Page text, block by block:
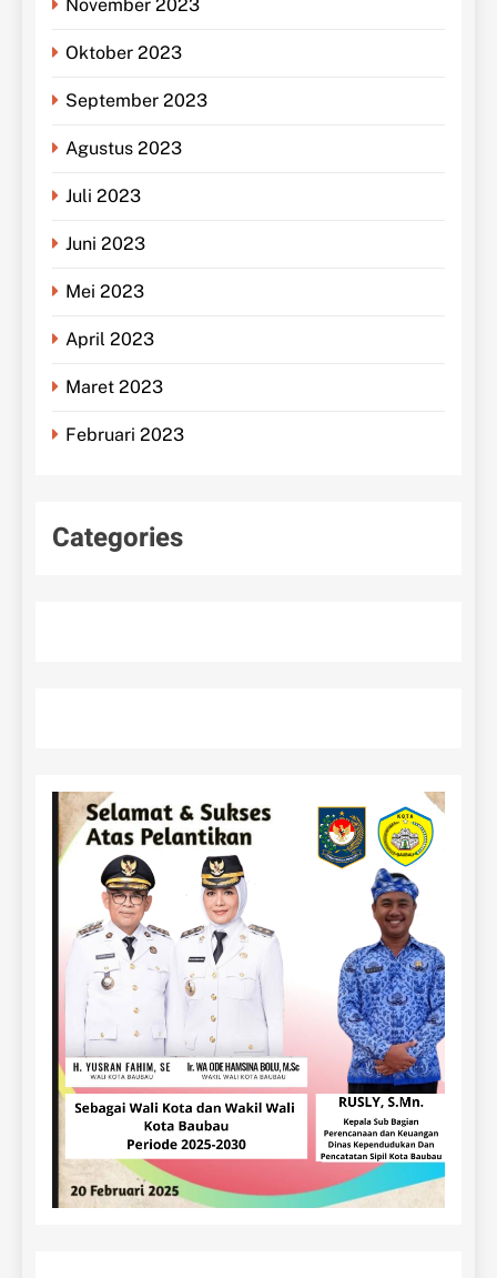
November 2023
Oktober 2023
September 2023
Agustus 2023
Juli 2023
Juni 2023
Mei 2023
April 2023
Maret 2023
Februari 2023
Categories